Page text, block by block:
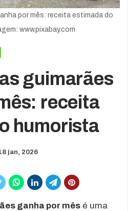
por mês: receita estimada do
www.pixabay.com
guimarães
receita
humorista
jan, 2026
ganha por mês é uma